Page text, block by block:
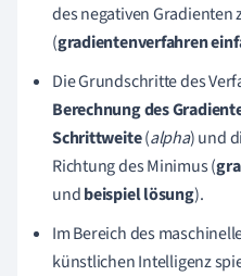
des negativen
(gradientenverfahren
Die Grundschritte des
Berechnung des
Schrittweite(alpha) und
Richtung des Minimus (
undbeispiel lösung).
Im Bereich des
künstlichen Intelligenz